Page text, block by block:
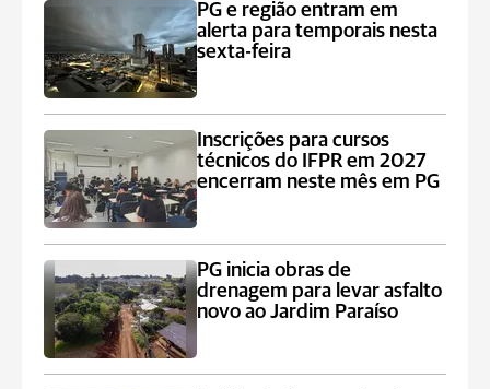
PG e região entram em
alerta para temporais nesta
sexta-feira
Inscrições para cursos
técnicos do IFPR em 2027
encerram neste mês em PG
PG inicia obras de
drenagem para levar asfalto
novo ao Jardim Paraíso